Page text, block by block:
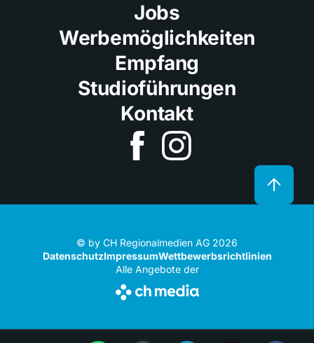
Jobs
Werbemöglichkeiten
Empfang
Studioführungen
Kontakt
© by CH Regionalmedien AG 2026
DatenschutzImpressumWettbewerbsrichtlinien
Alle Angebote der